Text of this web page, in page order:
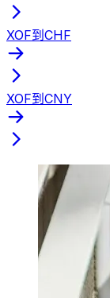
XOF到CHF
XOF到CNY